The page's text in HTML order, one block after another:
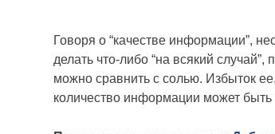
Говоря о “качестве информации”,
делать что-либо “на всякий
можно сравнить с солью. Избыток
количество информации может